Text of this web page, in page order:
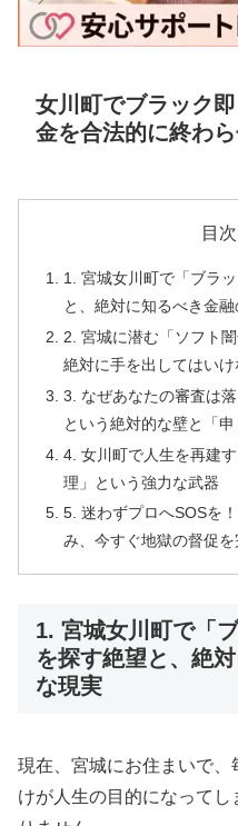
女川町でブラック
金を合法的に終わ
目次
1. 宮城女川町で「ブラ
と、絶対に知るべき金
2. 宮城に潜む「ソフト
絶対に手を出してはい
3. なぜあなたの審査は
という絶対的な壁と「
4. 女川町で人生を再建
理」という強力な武器
5. 迷わずプロへSOSを
み、今すぐ地獄の督促
1. 宮城女川町で「
を探す絶望と、絶
な現実
現在、宮城にお住まいで
けが人生の目的になって